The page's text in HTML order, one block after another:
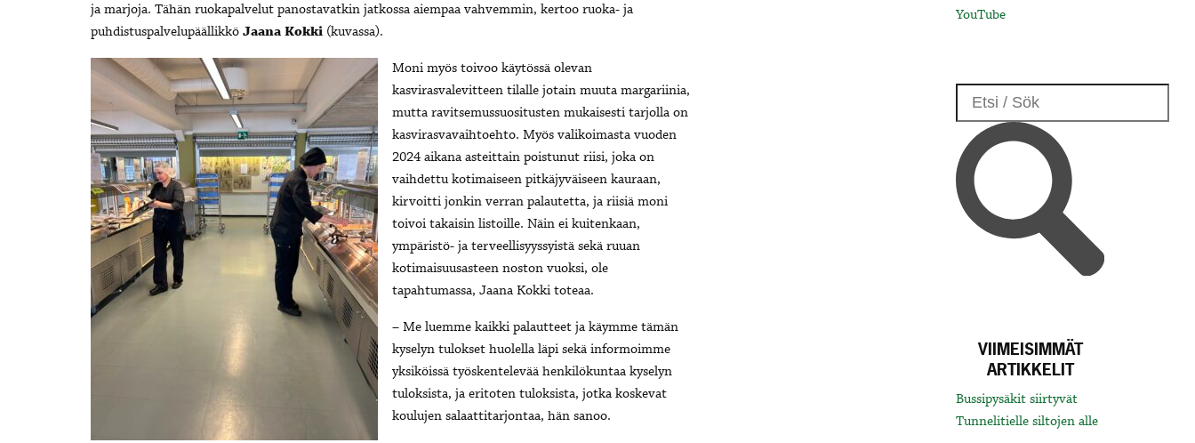
ja marjoja. Tähän ruokapalvelut panostavatkin jatkossa aiempaa vahvemmin, kertoo ruoka- ja
puhdistuspalvelupäällikkö Jaana Kokki (kuvassa).
Moni myös toivoo käytössä olevan
kasvirasvalevitteen tilalle jotain muuta margariinia,
mutta ravitsemussuositusten mukaisesti tarjolla on
kasvirasvavaihtoehto. Myös valikoimasta vuoden
2024 aikana asteittain poistunut riisi, joka on
vaihdettu kotimaiseen pitkäjyväiseen kauraan,
kirvoitti jonkin verran palautetta, ja riisiä moni
toivoi takaisin listoille. Näin ei kuitenkaan,
ympäristö- ja terveellisyyssyistä sekä ruuan
kotimaisuusasteen noston vuoksi, ole
tapahtumassa, Jaana Kokki toteaa.
– Me luemme kaikki palautteet ja käymme tämän
kyselyn tulokset huolella läpi sekä informoimme
yksiköissä työskentelevää henkilökuntaa kyselyn
tuloksista, ja eritoten tuloksista, jotka koskevat
koulujen salaattitarjontaa, hän sanoo.
YouTube
VIIMEISIMMÄT
ARTIKKELIT
Bussipysäkit siirtyvät
Tunnelitielle siltojen alle